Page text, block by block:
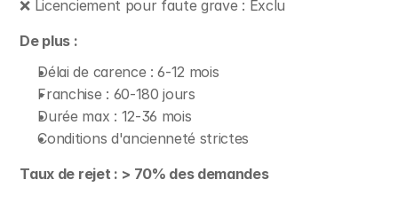
❌ Licenciement pour faute grave : Exclu
De plus :
Délai de carence : 6-12 mois
Franchise : 60-180 jours
Durée max : 12-36 mois
Conditions d'ancienneté strictes
Taux de rejet : > 70% des demandes